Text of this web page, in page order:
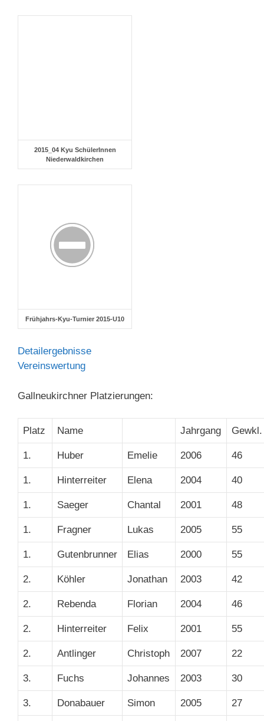
2015_04 Kyu SchülerInnen
Niederwaldkirchen
Frühjahrs-Kyu-Turnier 2015-U10
Detailergebnisse
Vereinswertung
Gallneukirchner Platzierungen:
Platz Name Jahrgang Gewkl.
1. Huber Emelie 2006 46
1. Hinterreiter Elena 2004 40
1. Saeger Chantal 2001 48
1. Fragner Lukas 2005 55
1. Gutenbrunner Elias 2000 55
2. Köhler Jonathan 2003 42
2. Rebenda Florian 2004 46
2. Hinterreiter Felix 2001 55
2. Antlinger Christoph 2007 22
3. Fuchs Johannes 2003 30
3. Donabauer Simon 2005 27